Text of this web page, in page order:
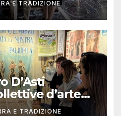
E TRADIZIONE
D’Asti
d’arte
E TRADIZIONE